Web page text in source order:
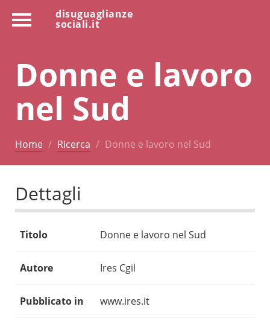
disuguaglianze
sociali.it
Donne e lavoro
nel Sud
Home Ricerca Donne e lavoro nel Sud
Dettagli
Titolo Donne e lavoro nel Sud
Autore Ires Cgil
Pubblicato in www.ires.it